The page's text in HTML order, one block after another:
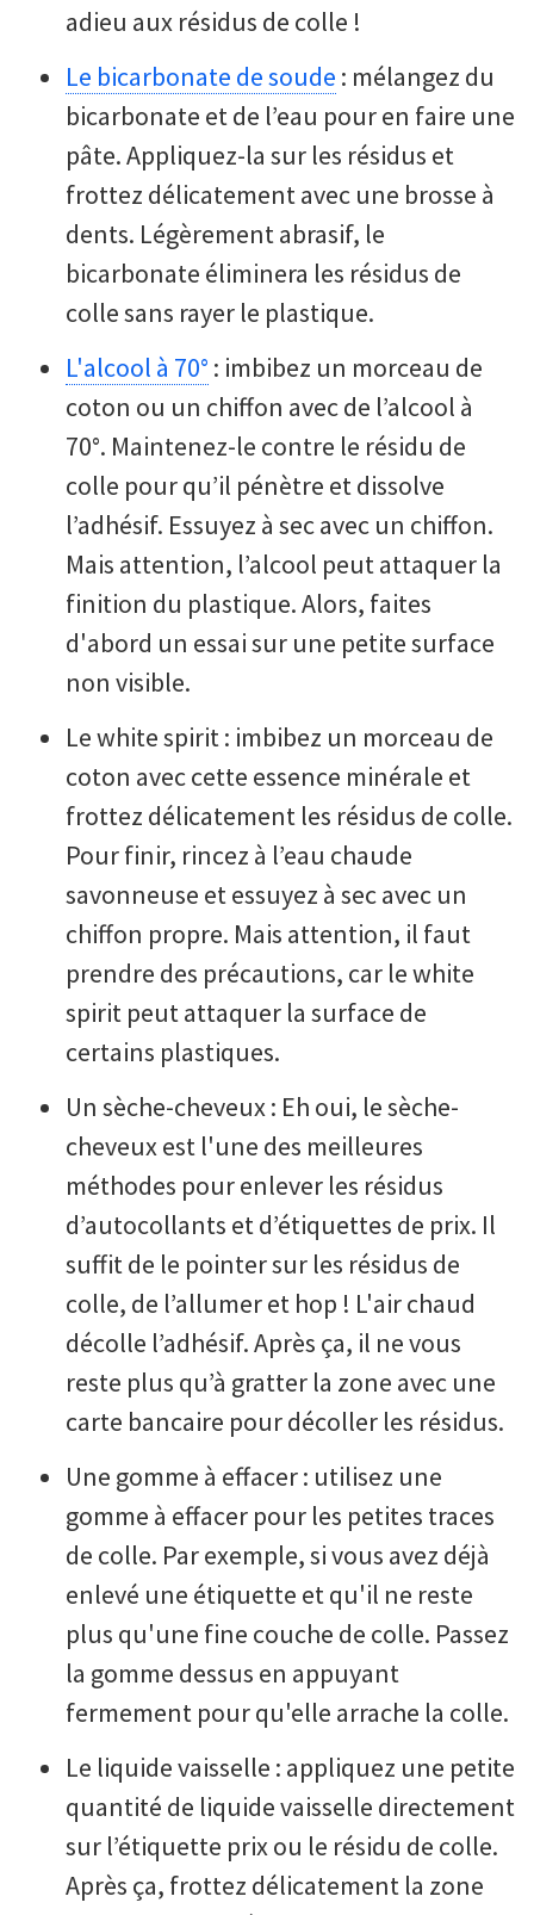
adieu aux résidus de colle !
Le bicarbonate de soude : mélangez du
bicarbonate et de l’eau pour en faire une
pâte. Appliquez-la sur les résidus et
frottez délicatement avec une brosse à
dents. Légèrement abrasif, le
bicarbonate éliminera les résidus de
colle sans rayer le plastique.
L'alcool à 70° : imbibez un morceau de
coton ou un chiffon avec de l’alcool à
70°. Maintenez-le contre le résidu de
colle pour qu’il pénètre et dissolve
l’adhésif. Essuyez à sec avec un chiffon.
Mais attention, l’alcool peut attaquer la
finition du plastique. Alors, faites
d'abord un essai sur une petite surface
non visible.
Le white spirit : imbibez un morceau de
coton avec cette essence minérale et
frottez délicatement les résidus de colle.
Pour finir, rincez à l’eau chaude
savonneuse et essuyez à sec avec un
chiffon propre. Mais attention, il faut
prendre des précautions, car le white
spirit peut attaquer la surface de
certains plastiques.
Un sèche-cheveux : Eh oui, le sèche-
cheveux est l'une des meilleures
méthodes pour enlever les résidus
d’autocollants et d’étiquettes de prix. Il
suffit de le pointer sur les résidus de
colle, de l’allumer et hop ! L'air chaud
décolle l’adhésif. Après ça, il ne vous
reste plus qu’à gratter la zone avec une
carte bancaire pour décoller les résidus.
Une gomme à effacer : utilisez une
gomme à effacer pour les petites traces
de colle. Par exemple, si vous avez déjà
enlevé une étiquette et qu'il ne reste
plus qu'une fine couche de colle. Passez
la gomme dessus en appuyant
fermement pour qu'elle arrache la colle.
Le liquide vaisselle : appliquez une petite
quantité de liquide vaisselle directement
sur l’étiquette prix ou le résidu de colle.
Après ça, frottez délicatement la zone